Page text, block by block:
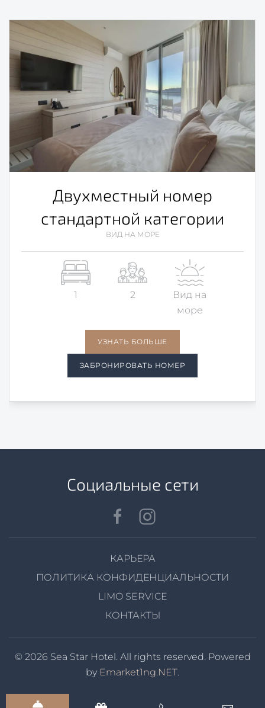
Двухместный номер
стандартной категории
ВИД НА МОРЕ
1 2
Вид на
море
УЗНАТЬ БОЛЬШЕ
ЗАБРОНИРОВАТЬ НОМЕР
Cоциальные сети
КАРЬЕРА
ПОЛИТИКА КОНФИДЕНЦИАЛЬНОСТИ
LIMO SERVICE
КОНТАКТЫ
© 2026 Sea Star Hotel. All rights reserved. Powered
by Emarket1ng.NET.